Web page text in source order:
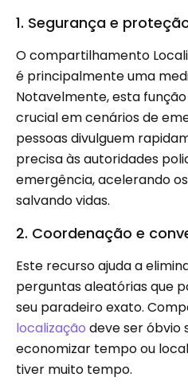
1. Segurança e
O compartilhamento
é principalmente uma
Notavelmente, esta
crucial em cenários de
pessoas divulguem
precisa às autoridades
emergência, acelerando
salvando vidas.
2. Coordenação e
Este recurso ajuda a
perguntas aleatórias que
seu paradeiro exato.
localização deve ser óbvio
economizar tempo ou
tiver muito tempo.